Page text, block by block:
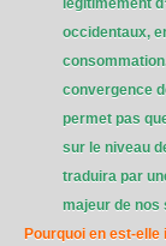
légitimement
occidentaux,
convergence
permet pas
sur le niveau
traduira par
majeur de nos
Pourquoi en est-elle